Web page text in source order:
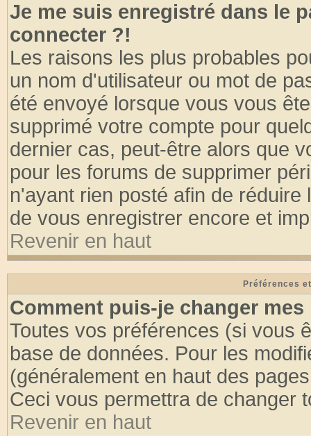
Je me suis enregistré dans le
connecter ?!
Les raisons les plus probables
un nom d'utilisateur ou mot de
été envoyé lorsque vous vous
supprimé votre compte pour
dernier cas, peut-être alors que
pour les forums de supprimer
n'ayant rien posté afin de
de vous enregistrer encore et
Revenir en haut
Préférences
Comment puis-je changer mes
Toutes vos préférences (si vous
base de données. Pour les
(généralement en haut des
Ceci vous permettra de changer
Revenir en haut